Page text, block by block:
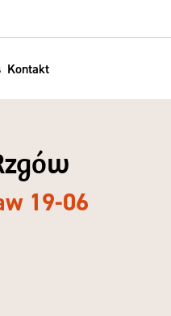
Kontakt
19-06